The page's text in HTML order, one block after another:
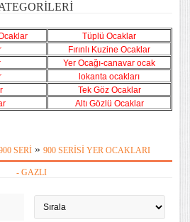
Tüplü Ocaklar
Fırınlı Kuzine Ocaklar
Yer Ocağı-canavar ocak
okanta ocakları
Tek Göz Ocaklar
AltıGözlü Ocaklar
SERI » 900 SERISI YER OCAKLARI
- GAZLI